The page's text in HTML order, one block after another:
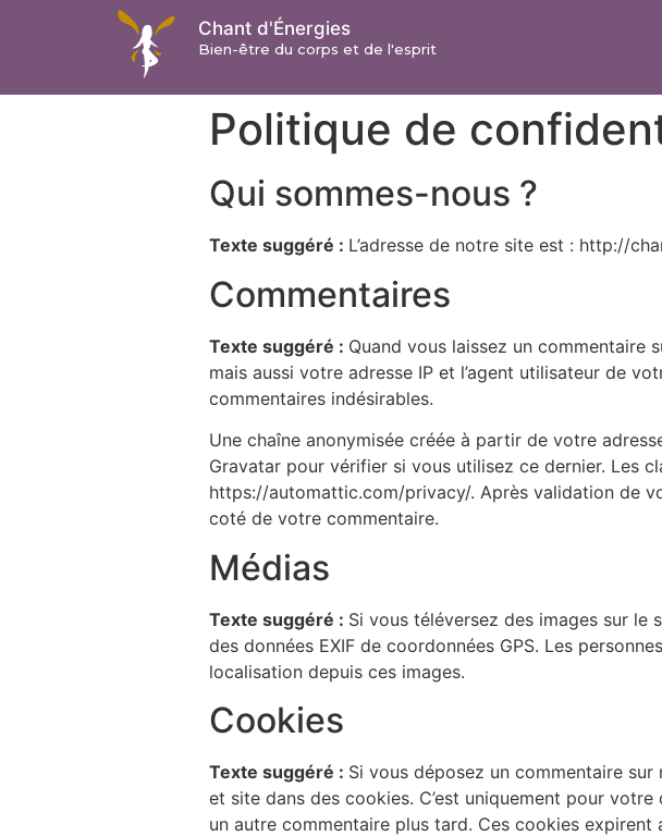
Chant d'Énergies
Bien-être du corps et de l'esprit
Politique de
Qui sommes-nous ?
Texte suggéré : L’adresse de notre site est : http://
Commentaires
Texte suggéré : Quand vous laissez un commentaire
mais aussi votre adresse IP et l’agent utilisateur de
commentaires indésirables.
Une chaîne anonymisée créée à partir de votre
Gravatar pour vérifier si vous utilisez ce dernier. Les
https://automattic.com/privacy/. Après validation de
coté de votre commentaire.
Médias
Texte suggéré : Si vous téléversez des images sur le
des données EXIF de coordonnées GPS. Les
localisation depuis ces images.
Cookies
Texte suggéré : Si vous déposez un commentaire
et site dans des cookies. C’est uniquement pour
un autre commentaire plus tard. Ces cookies expirent